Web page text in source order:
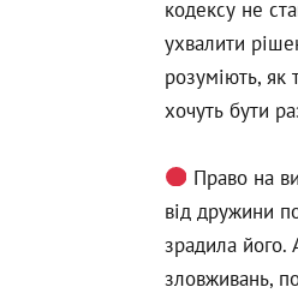
кодексу не
ухвалити
розуміють,
хочуть бути
Право на
від дружини
зрадила
зловживань,